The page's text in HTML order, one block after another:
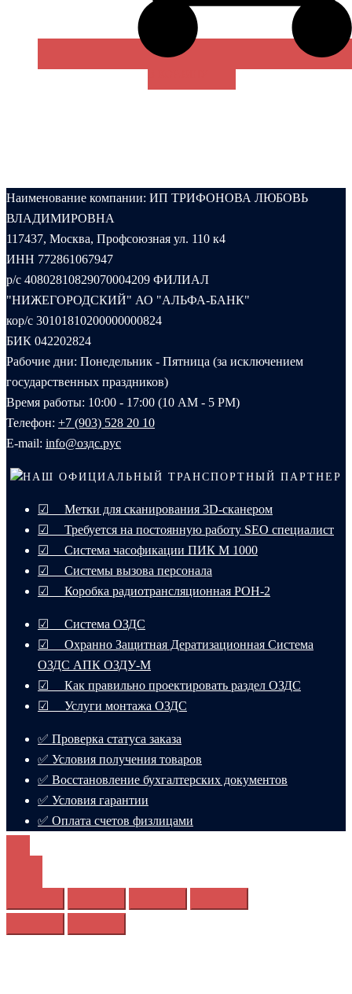
Наименование компании: ИП ТРИФОНОВА ЛЮБОВЬ
ВЛАДИМИРОВНА
117437, Москва, Профсоюзная ул. 110 к4
ИНН 772861067947
р/с 40802810829070004209 ФИЛИАЛ
"НИЖЕГОРОДСКИЙ" АО "АЛЬФА-БАНК"
кор/с 30101810200000000824
БИК 042202824
Рабочие дни: Понедельник - Пятница (за исключением
государственных праздников)
Время работы: 10:00 - 17:00 (10 AM - 5 PM)
Телефон: +7 (903) 528 20 10‬
E-mail: info@оздс.рус
НАШ ОФИЦИАЛЬНЫЙ ТРАНСПОРТНЫЙ ПАРТНЕР
☑ Метки для сканирования 3D-сканером
☑ Требуется на постоянную работу SEO специалист
☑ Система часофикации ПИК М 1000
☑ Системы вызова персонала
☑ Коробка радиотрансляционная РОН-2
☑ Система ОЗДС
☑ Охранно Защитная Дератизационная Система
ОЗДС АПК ОЗДУ-М
☑ Как правильно проектировать раздел ОЗДС
☑ Услуги монтажа ОЗДС
✅ Проверка статуса заказа
✅ Условия получения товаров
✅ Восстановление бухгалтерских документов
✅ Условия гарантии
✅ Оплата счетов физлицами